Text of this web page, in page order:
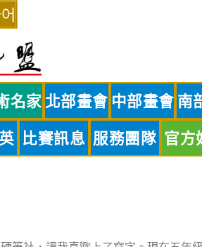
名家 北部畫會 中部畫會 南
比賽訊息 服務團隊 官方